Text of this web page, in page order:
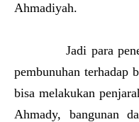
Ahmadiyah.
Jadi para
pembunuhan terhadap
bisa melakukan
Ahmady, bangunan